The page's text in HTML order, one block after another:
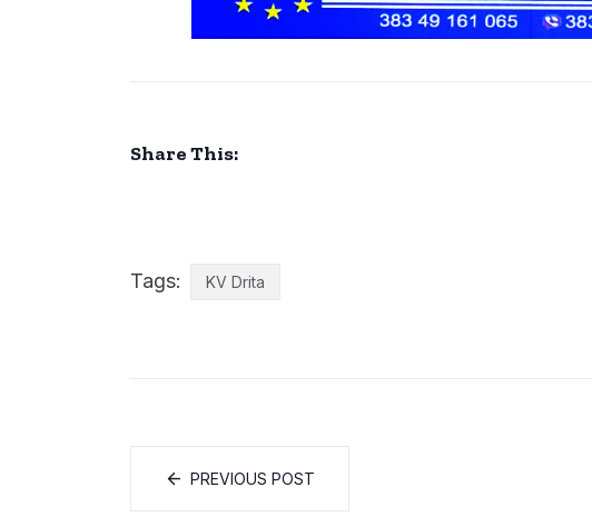
Share This:
Tags: KV Drita
PREVIOUS POST